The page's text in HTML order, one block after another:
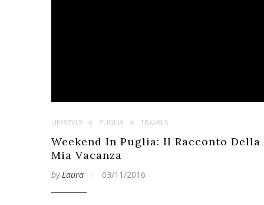
LIFESTYLE PUGLIA TRAVELS
Weekend In Puglia: Il Racconto Della
Mia Vacanza
byLaura 03/11/2016